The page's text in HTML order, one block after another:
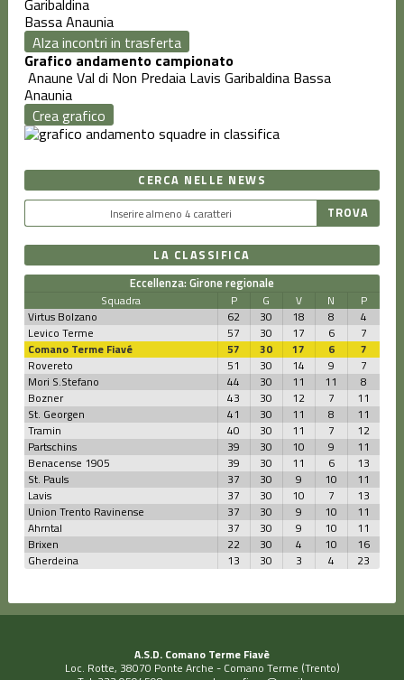
Garibaldina
Bassa Anaunia
Alza incontri in trasferta
Grafico andamento campionato
Anaune Val di Non PredaiaLavis GaribaldinaBassa
Anaunia
Crea grafico
CERCA NELLE NEWS
LA CLASSIFICA
Eccellenza: Girone regionale
Squadra P G V N
P
Virtus Bolzano
62 30 18 8
4
Levico Terme
57 30 17 6
7
Comano Terme Fiavé
57 30 17 6
7
Rovereto
51 30 14 9
7
Mori S.Stefano
44 30 11 11
8
Bozner
43 30 12 7
11
St. Georgen
41 30 11 8
11
Tramin
40 30 11 7
12
Partschins
39 30 10 9
11
Benacense 1905
39 30 11 6
13
St. Pauls
37 30 9 10
11
Lavis
37 30 10 7
13
Union Trento Ravinense
37 30 9 10
11
Ahrntal
37 30 9 10
11
Brixen
22 30 4 10
16
Gherdeina
13 30 3 4 23
A.S.D. Comano Terme Fiavè
Loc. Rotte, 38070 Ponte Arche - Comano Terme (Trento)